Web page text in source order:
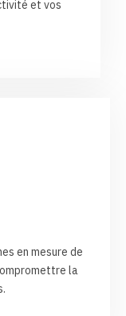
et vos
en mesure de
la